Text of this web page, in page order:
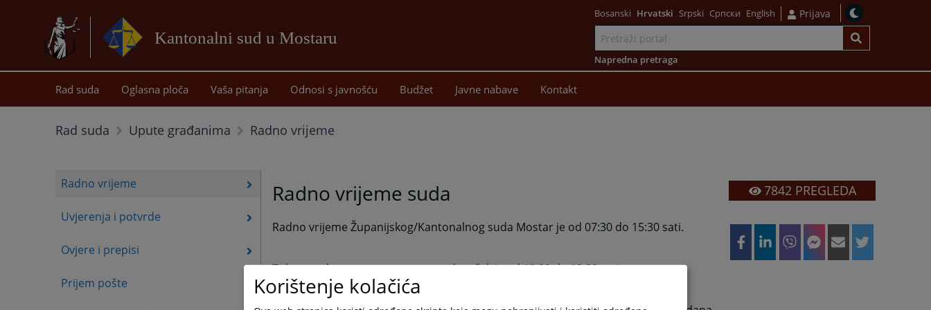
Kantonalni sud u Mostaru
sadržaj
Bosanski Hrvatski Srpski Српски English Prijava
Napredna pretraga
Rad suda Oglasna ploča Vaša pitanja Odnosi s javnošću Budžet Javne nabave Kontakt
Rad suda Upute građanima Radno vrijeme
Radno vrijeme
Uvjerenja i potvrde
Ovjere i prepisi
Prijem pošte
Radno vrijeme suda
Radno vrijeme Županijskog/Kantonalnog suda Mostar je od 07:30 do 15:30 sati.
Tokom radnog vremena pauza za doručak je od 10:00 do 10:30 sati.
7842PREGLEDA
Korištenje kolačića